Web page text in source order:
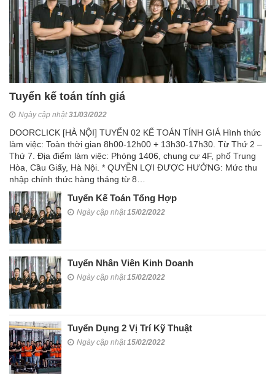
Tuyển kế toán tính giá
Ngày cập nhật31/03/2022
DOORCLICK [HÀ NỘI] TUYỂN 02 KẾ TOÁN TÍNH GIÁ Hình thức
làm việc: Toàn thời gian 8h00-12h00 + 13h30-17h30. Từ Thứ 2 –
Thứ 7. Địa điểm làm việc: Phòng 1406, chung cư 4F, phố Trung
Hòa, Cầu Giấy, Hà Nội. * QUYỀN LỢI ĐƯỢC HƯỞNG: Mức thu
nhập chính thức hàng tháng từ 8…
Tuyển Kế Toán Tổng Hợp
Ngày cập nhật 15/02/2022
Tuyển Nhân Viên Kinh Doanh
Ngày cập nhật 15/02/2022
Tuyển Dụng 2 Vị Trí Kỹ Thuật
Ngày cập nhật 15/02/2022